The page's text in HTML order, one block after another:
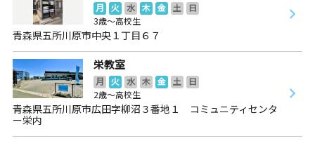
月 火 水 木 金 土
日
3歳～高校生
青森県五所川原市中央１丁目６７
栄教室
月 火 水 木 金 土
日
2歳～高校生
青森県五所川原市広田字柳沼３番地１ コミュニティセンタ
ー栄内